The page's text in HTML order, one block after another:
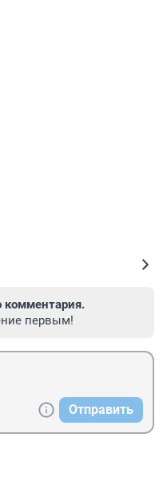
комментария.
первым!
Отправить